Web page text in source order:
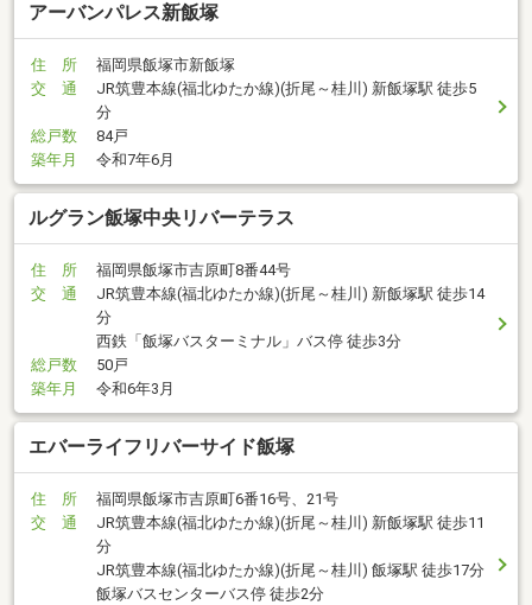
アーバンパレス新飯塚
住 所
福岡県飯塚市新飯塚
交 通
JR筑豊本線(福北ゆたか線)(折尾～桂川) 新飯塚駅 徒歩5
分
総戸数
84戸
築年月
令和7年6月
ルグラン飯塚中央リバーテラス
住 所
福岡県飯塚市吉原町8番44号
交 通
JR筑豊本線(福北ゆたか線)(折尾～桂川) 新飯塚駅 徒歩14
分
西鉄「飯塚バスターミナル」バス停 徒歩3分
総戸数
50戸
築年月
令和6年3月
エバーライフリバーサイド飯塚
住 所
福岡県飯塚市吉原町6番16号、21号
交 通
JR筑豊本線(福北ゆたか線)(折尾～桂川) 新飯塚駅 徒歩11
分
JR筑豊本線(福北ゆたか線)(折尾～桂川) 飯塚駅 徒歩17分
飯塚バスセンターバス停 徒歩2分